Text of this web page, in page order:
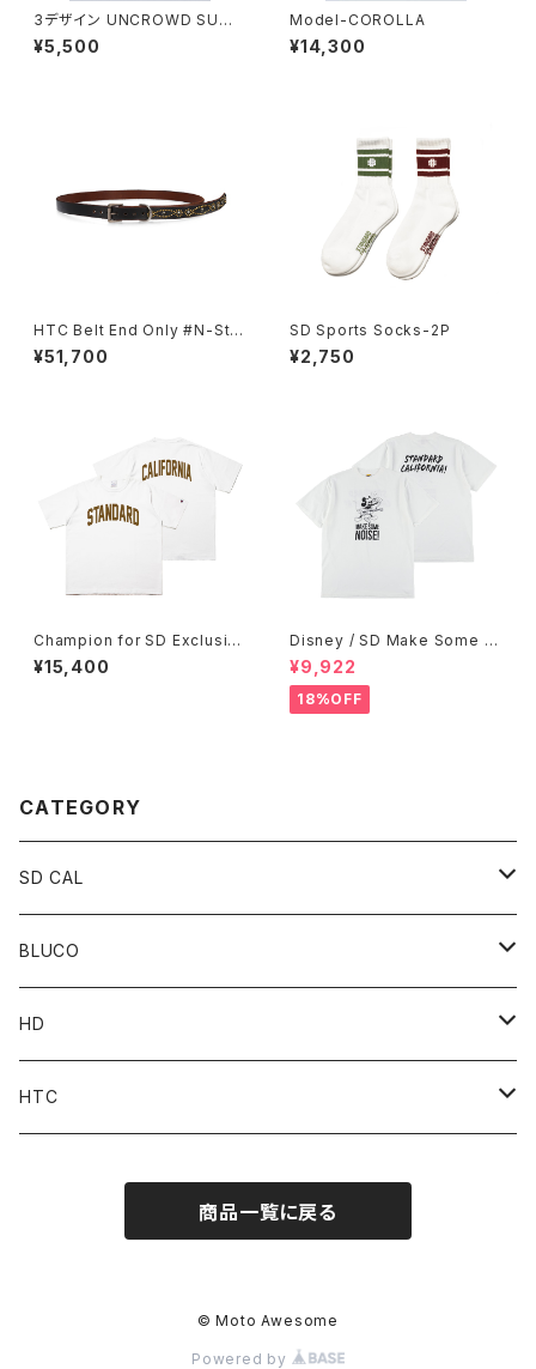
3デザイン UNCROWD SUM
MER MESH GLOVE
¥5,500
Model-COROLLA
¥14,300
HTC Belt End Only #N-Styl
e 0.75
¥51,700
SD Sports Socks-2P
¥2,750
Champion for SD Exclusiv
e T1011
¥15,400
Disney / SD Make Some N
oise T
¥9,922
18%OFF
CATEGORY
SD CAL
Top
Pant
Accessories
BLUCO
Tops
Pant
MOONEYES x DOGTOWN x BLUCO
HD
Parts
HTC
商品一覧に戻る
© Moto Awesome
Powered by